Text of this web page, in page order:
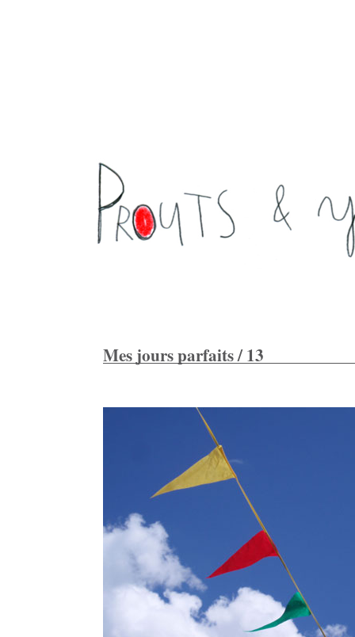
Mes jours parfaits / 13